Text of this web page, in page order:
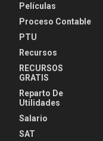
Películas
Proceso Contable
PTU
Recursos
RECURSOS
GRATIS
Reparto De
Utilidades
Salario
SAT